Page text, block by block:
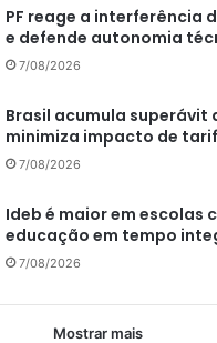
PF reage a interferência
e defende autonomia
7/08/2026
Brasil acumula superávit
minimiza impacto de
7/08/2026
Ideb é maior em escolas
educação em tempo
7/08/2026
Mostrar mais